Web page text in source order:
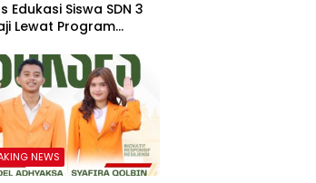
Edukasi Siswa SDN 3
Lewat Program
Lawan Bullying
NEWS